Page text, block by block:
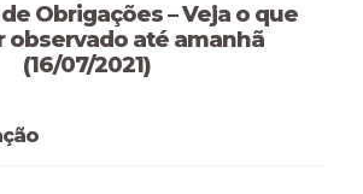
Obrigações – Veja o que
observado até amanhã
(16/07/2021)